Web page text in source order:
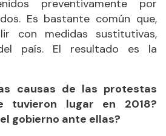
preventivamente por
Es bastante común que,
con medidas sustitutivas,
país. El resultado es la
causas de las protestas
tuvieron lugar en 2018?
gobierno ante ellas?